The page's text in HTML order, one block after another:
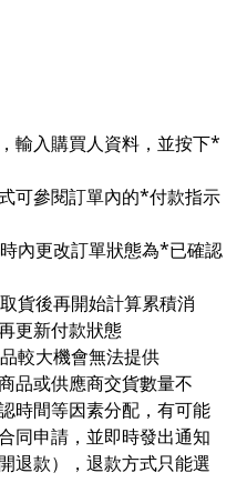
輸入購買人資料，並按下*
可參閱訂單內的*付款指示
內更改訂單狀態為*已確認
貨後再開始計算累積消
更新付款狀態
較大機會無法提供
品或供應商交貨數量不
時間等因素分配，有可能
同申請，並即時發出通知
退款），退款方式只能選